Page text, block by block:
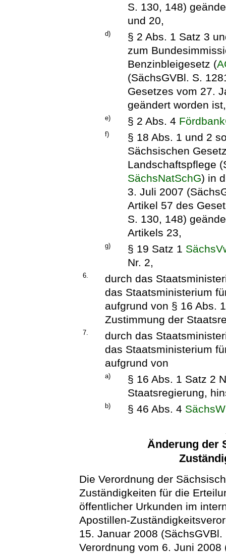
S. 130, 148)
und 20,
d)
§ 2 Abs. 1 Satz 3
zum
Benzinbleigesetz (
(SächsGVBl. S.
Gesetzes vom 27.
geändert worden
e) § 2 Abs. 4
f)
§ 18 Abs. 1 und 2
Sächsischen
Landschaftspflege
SächsNatSchG) in
3. Juli 2007
Artikel 57 des
S. 130, 148)
Artikels 23,
g) § 19 Satz 1
Nr. 2,
6.
durch das
das Staatsministerium
aufgrund von § 16 Abs.
Zustimmung der
7.
durch das
das Staatsministerium
aufgrund von
a)
§ 16 Abs. 1 Satz 2
Staatsregierung,
b) § 46 Abs. 4
Änderung der
Die Verordnung der
Zuständigkeiten für die
öffentlicher Urkunden im
Apostillen-
15. Januar 2008
Verordnung vom 6. Juni